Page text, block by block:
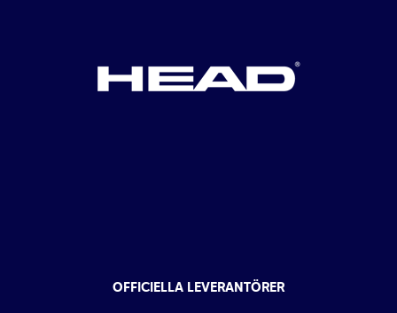
OFFICIELLA LEVERANTÖRER